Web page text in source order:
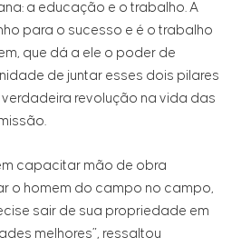
a educação e o trabalho. A
para o sucesso e é o trabalho
que dá a ele o poder de
de juntar esses dois pilares
revolução na vida das
capacitar mão de obra
o homem do campo no campo,
sair de sua propriedade em
melhores”, ressaltou